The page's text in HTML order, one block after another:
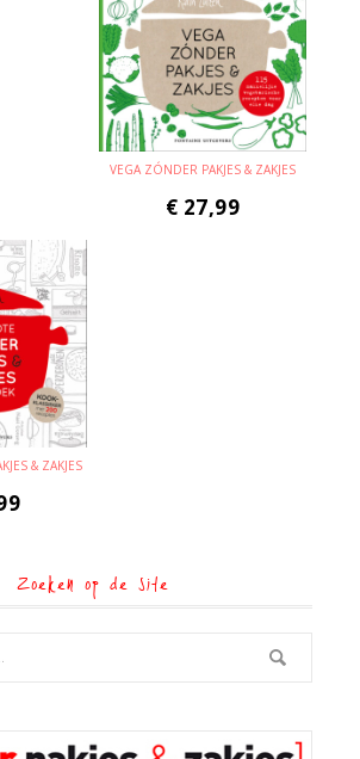
VEGA ZÓNDER PAKJES & ZAKJES
€ 27,99
& ZAKJES
Zoeken op de site